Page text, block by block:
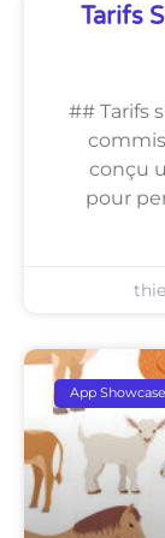
Tarifs
## Tarifs
conçu
pour
App Showcase